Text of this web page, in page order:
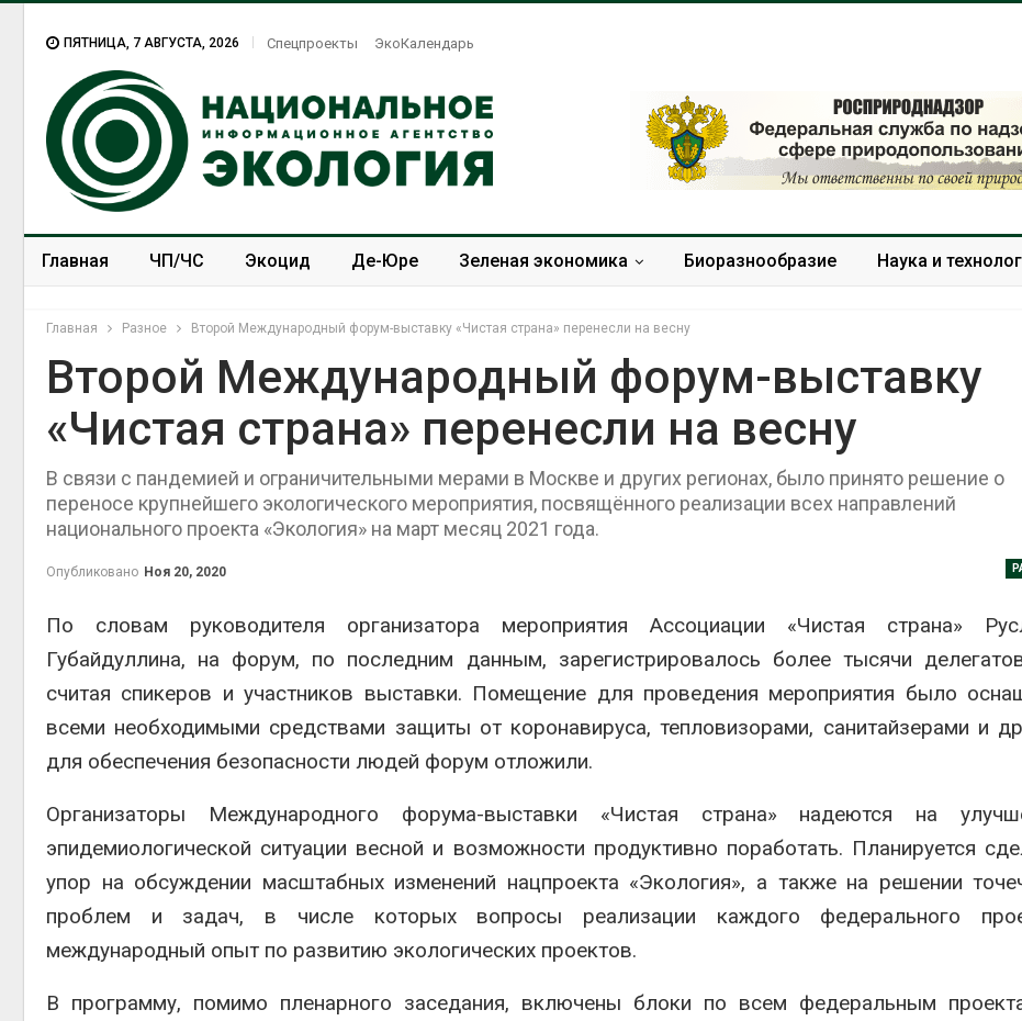
ПЯТНИЦА, 7 АВГУСТА, 2026 Спецпроекты ЭкоКалендарь
Главная ЧП/ЧС Экоцид Де-Юре Зеленая экономика Биоразнообразие Наука и
Главная Разное Второй Международный форум-выставку «Чистая страна» перенесли на весну
Второй Международный форум-выставку
«Чистая страна» перенесли на весну
В связи с пандемией и ограничительными мерами в Москве и других регионах, было принято решение о
переносе крупнейшего экологического мероприятия, посвящённого реализации всех направлений
национального проекта «Экология» на март месяц 2021 года.
Опубликовано Ноя 20, 2020
По словам руководителя организатора мероприятия Ассоциации «Чистая страна»
Губайдуллина, на форум, по последним данным, зарегистрировалось более тысячи
считая спикеров и участников выставки. Помещение для проведения мероприятия было
всеми необходимыми средствами защиты от коронавируса, тепловизорами, санитайзерами и
для обеспечения безопасности людей форум отложили.
Организаторы Международного форума-выставки
«Чистая страна» надеются на
эпидемиологической ситуации весной и возможности продуктивно поработать. Планируется
упор на обсуждении масштабных изменений нацпроекта «Экология», а также на решении
проблем и задач, в числе которых вопросы реализации каждого федерального
международный опыт по развитию экологических проектов.
В программу, помимо пленарного заседания, включены блоки по всем федеральным
Минприроды
потребовало ускорить
объектов и уборку
контейнерных площадок
Авг 7, 2026
пресной воды
Авг 6, 2026
В китайской провинции
эвакуировали более 140
тыс. человек
МЕГА и ВкусВилл
установили
экообменники для сбора
вторсырья
Учёные предложили
из воздуха с помощью
ветра
превысить норму
полтора раза
Евросоюз
роста ущерба от
Авг 7, 2026
Дом из старых
может
кондиционера и
Камчатские
олени набирают
перед осенней
Авг 7, 2026
Ozon запустит сбор